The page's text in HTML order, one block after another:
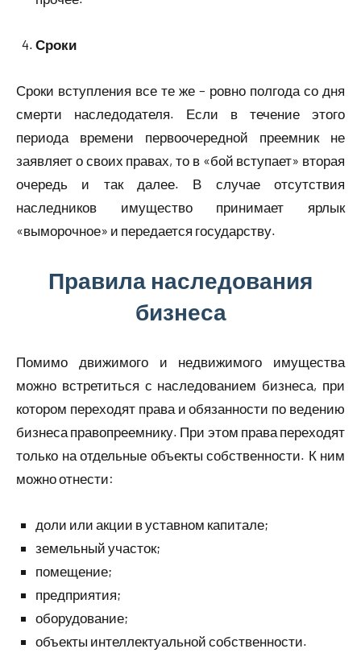
Сроки
Сроки вступления все те же – ровно полгода со дня
смерти наследодателя. Если в течение этого
периода времени первоочередной преемник не
заявляет о своих правах, то в «бой вступает» вторая
очередь и так далее. В случае отсутствия
наследников имущество принимает ярлык
«выморочное» и передается государству.
Правила наследования
бизнеса
Помимо движимого и недвижимого имущества
можно встретиться с наследованием бизнеса, при
котором переходят права и обязанности по ведению
бизнеса правопреемнику. При этом права переходят
только на отдельные объекты собственности. К ним
можно отнести:
доли или акции в уставном капитале;
земельный участок;
помещение;
предприятия;
оборудование;
объекты интеллектуальной собственности.